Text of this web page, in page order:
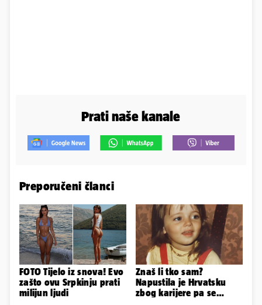
Prati naše kanale
Preporučeni članci
FOTO Tijelo iz snova! Evo
zašto ovu Srpkinju prati
milijun ljudi
Znaš li tko sam?
Napustila je Hrvatsku
zbog karijere pa se